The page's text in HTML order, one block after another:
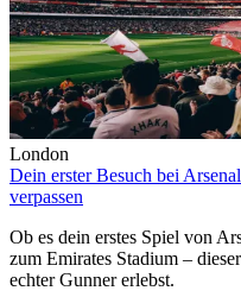
London
Dein erster Besuch bei
verpassen
Ob es dein erstes Spiel von
zum Emirates Stadium –
echter Gunner erlebst.